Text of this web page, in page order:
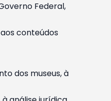
Federal,
conteúdos
dos museus, à